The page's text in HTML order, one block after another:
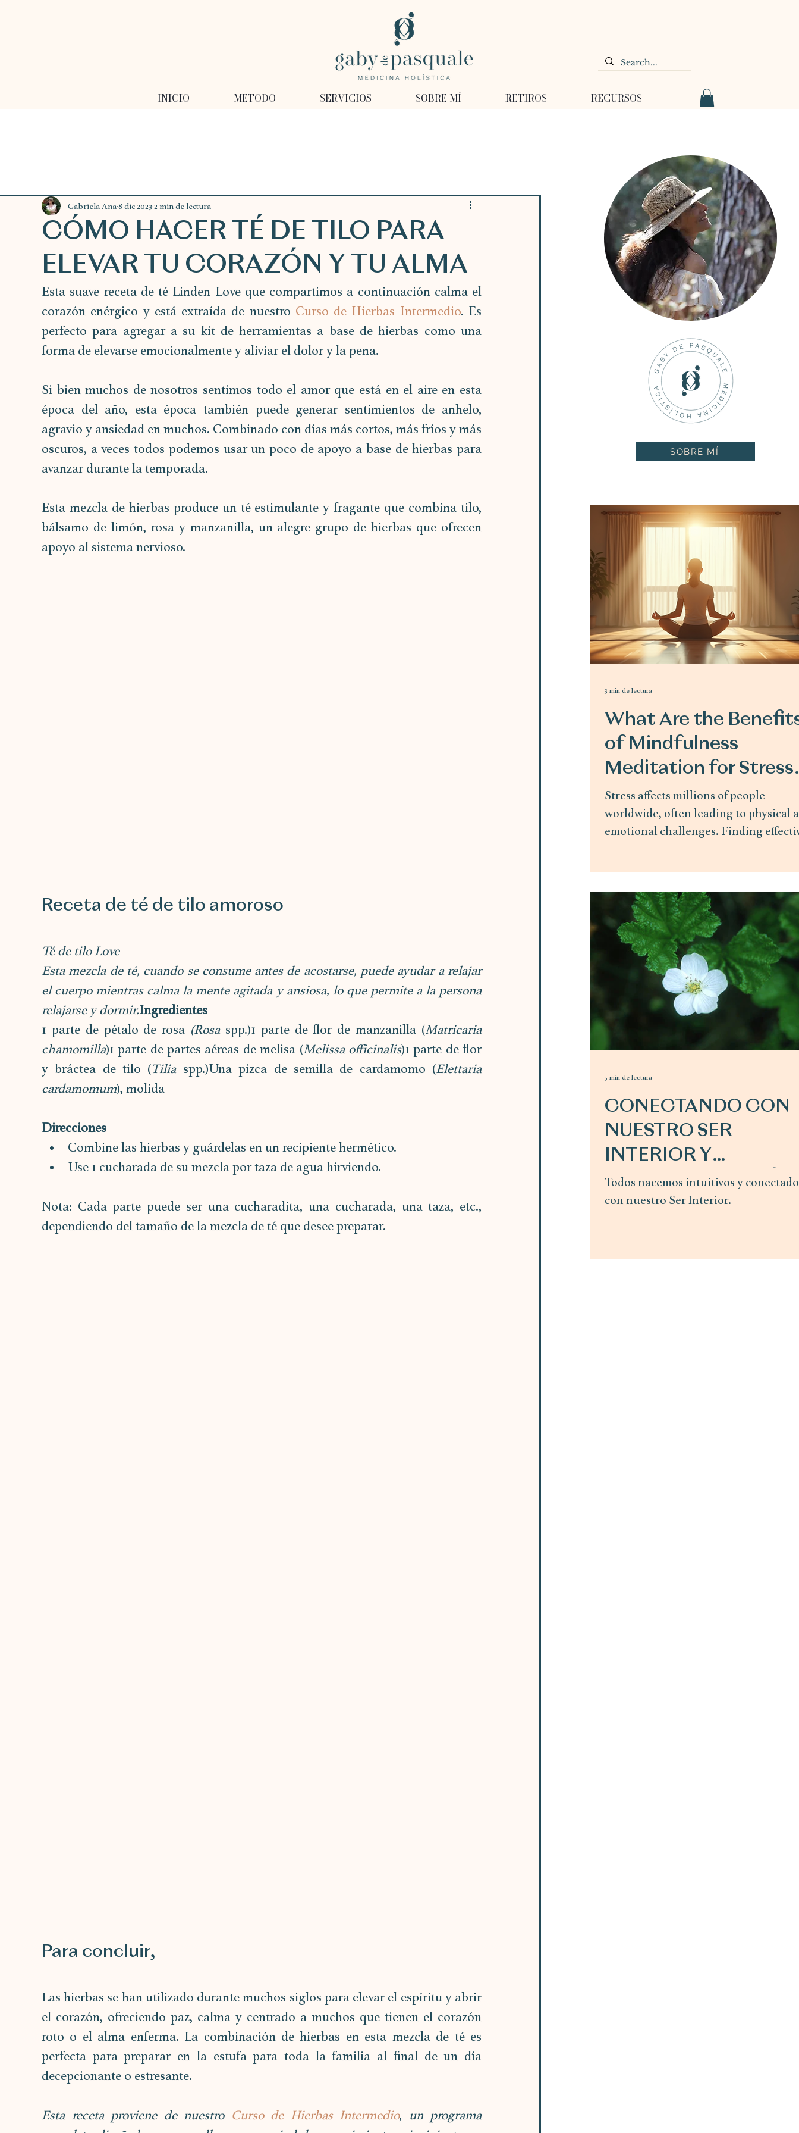
INICIO METODO SERVICIOS SOBRE MÍ RETIROS RECURSOS
CÓMO HACER TÉ DE TILO PARA
ELEVAR TU CORAZÓN Y TU ALMA
Gabriela Ana 8 dic 2023 2 min de lectura
Esta suave receta de té Linden Love que compartimos a continuación calma el
corazón enérgico y está extraída de nuestro Curso de Hierbas Intermedio. Es
perfecto para agregar a su kit de herramientas a base de hierbas como una
forma de elevarse emocionalmente y aliviar el dolor y la pena.
Si bien muchos de nosotros sentimos todo el amor que está en el aire en esta
época del año, esta época también puede generar sentimientos de anhelo,
agravio y ansiedad en muchos. Combinado con días más cortos, más fríos y más
oscuros, a veces todos podemos usar un poco de apoyo a base de hierbas para
avanzar durante la temporada.
Esta mezcla de hierbas produce un té estimulante y fragante que combina tilo,
bálsamo de limón, rosa y manzanilla, un alegre grupo de hierbas que ofrecen
apoyo al sistema nervioso.
Receta de té de tilo amoroso
Té de tilo Love
Esta mezcla de té, cuando se consume antes de acostarse, puede ayudar a relajar
el cuerpo mientras calma la mente agitada y ansiosa, lo que permite a la persona
relajarse y dormir.Ingredientes
1 parte de pétalo de rosa (Rosa spp.)1 parte de flor de manzanilla (Matricaria
chamomilla)1 parte de partes aéreas de melisa (Melissa officinalis)1 parte de flor
y bráctea de tilo (Tilia spp.)Una pizca de semilla de cardamomo (Elettaria
cardamomum), molida
Direcciones
Combine las hierbas y guárdelas en un recipiente hermético.
Use 1 cucharada de su mezcla por taza de agua hirviendo.
Nota: Cada parte puede ser una cucharadita, una cucharada, una taza, etc.,
dependiendo del tamaño de la mezcla de té que desee preparar.
Para concluir,
Las hierbas se han utilizado durante muchos siglos para elevar el espíritu y abrir
el corazón, ofreciendo paz, calma y centrado a muchos que tienen el corazón
roto o el alma enferma. La combinación de hierbas en esta mezcla de té es
perfecta para preparar en la estufa para toda la familia al final de un día
decepcionante o estresante.
Esta receta proviene de nuestro Curso de Hierbas Intermedio, un programa
SOBRE MÍ
What Are the
of Mindfulness
Meditation for Stress
Relief
Stress affects millions of people
worldwide, often leading to physical
emotional challenges. Finding
attention as a practical and accessible
method to reduce stress and improve
mental health. This post explores the
benefits of mindfulness meditation
stress relief and offers insights into
it can be integrated into daily life.
Mindfulness Meditation
3 min de lectura
CONECTANDO CON
NUESTRO SER
INTERIOR Y
SIGUIENDO LA GUÍA
INTERIOR ~ mes de
Todos nacemos intuitivos y
con nuestro Ser Interior.
5 min de lectura